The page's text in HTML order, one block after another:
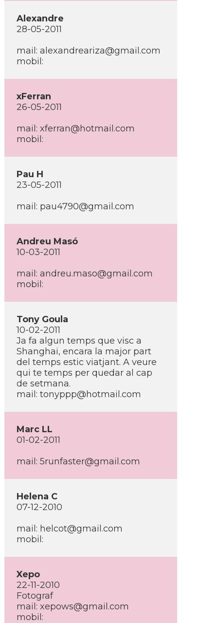
Alexandre
28-05-2011
mail: alexandreariza@gmail.com
mobil:
xFerran
26-05-2011
mail: xferran@hotmail.com
mobil:
Pau H
23-05-2011
mail: pau4790@gmail.com
Andreu Masó
10-03-2011
mail: andreu.maso@gmail.com
mobil:
Tony Goula
10-02-2011
Ja fa algun temps que visc a
Shanghai, encara la major part
del temps estic viatjant. A veure
qui te temps per quedar al cap
de setmana.
mail: tonyppp@hotmail.com
Marc LL
01-02-2011
mail: 5runfaster@gmail.com
Helena C
07-12-2010
mail: helcot@gmail.com
mobil:
Xepo
22-11-2010
Fotograf
mail: xepows@gmail.com
mobil: